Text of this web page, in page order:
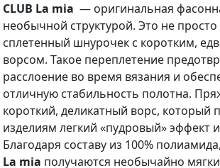
CLUB La mia — оригинальная
необычной структурой. Это не
сплетенный шнурочек с коротким,
ворсом. Такое переплетение
расслоение во время вязания и
отличную стабильность полотна.
короткий, деликатный ворс, который
изделиям легкий «пудровый» эффект
Благодаря составу из 100%
La mia получаются необычайно